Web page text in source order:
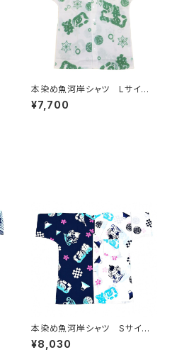
本染め魚河岸シャツ Lサイ
ズ 認定証付き 木綿晒 涼麻
柄 白×緑 日本製 注染そ
¥7,700
本染め魚河岸シャツ Sサイ
ズ 認定証付き 木綿晒 やい
ちゃんスペシャル 日本製 注染
¥8,030